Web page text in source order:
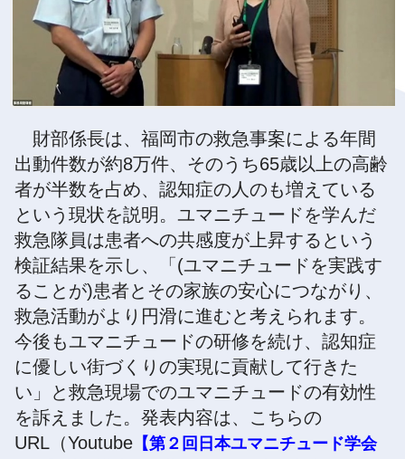
財部係長は、福岡市の救急事案による年間
出動件数が約8万件、そのうち65歳以上の高齢
者が半数を占め、認知症の人のも増えている
という現状を説明。ユマニチュードを学んだ
救急隊員は患者への共感度が上昇するという
検証結果を示し、「(ユマニチュードを実践す
ることが)患者とその家族の安心につながり、
救急活動がより円滑に進むと考えられます。
今後もユマニチュードの研修を続け、認知症
に優しい街づくりの実現に貢献して行きた
い」と救急現場でのユマニチュードの有効性
を訴えました。発表内容は、こちらの
URL（Youtube 【第２回日本ユマニチュード学会